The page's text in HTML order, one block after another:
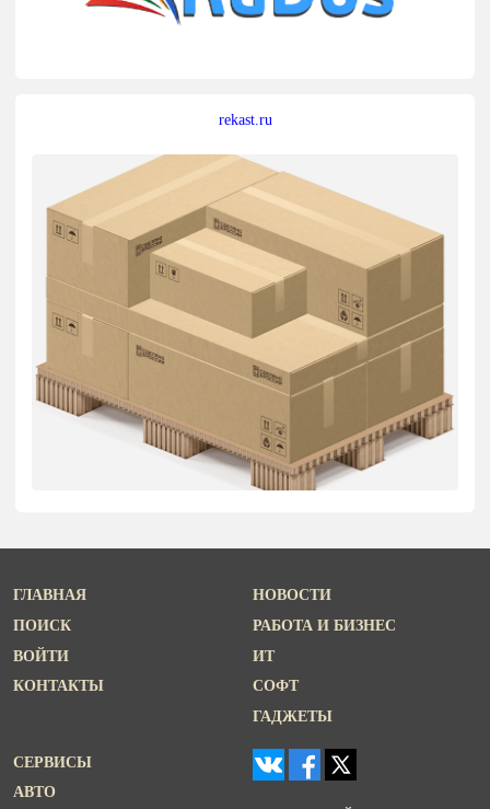
rekast.ru
ГЛАВНАЯ
ПОИСК
ВОЙТИ
КОНТАКТЫ
НОВОСТИ
РАБОТА И БИЗНЕС
ИТ
СОФТ
ГАДЖЕТЫ
СЕРВИСЫ
АВТО